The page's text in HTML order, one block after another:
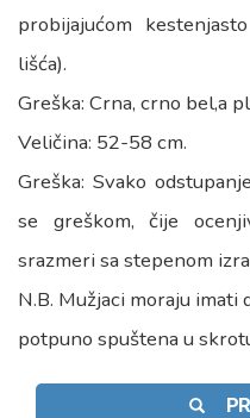
probijajućom
lišća).
Greška: Crna, crno bel,a
Veličina: 52-58 cm.
Greška: Svako
se greškom, čije
srazmeri sa stepenom
N.B. Mužjaci moraju imati
potpuno spuštena u